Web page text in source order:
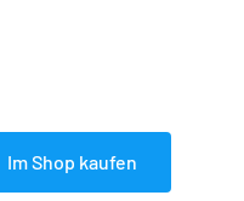
Im Shop kaufen